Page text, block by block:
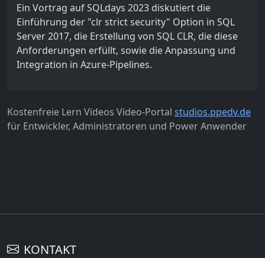
Ein Vortrag auf SQLdays 2023 diskutiert die
Einführung der "clr strict security" Option in SQL
Server 2017, die Erstellung von SQL CLR, die diese
Anforderungen erfüllt, sowie die Anpassung und
Integration in Azure-Pipelines.
Kostenfreie Lern Videos Video-Portal studios.ppedv.de
für Entwickler, Administratoren und Power Anwender
KONTAKT